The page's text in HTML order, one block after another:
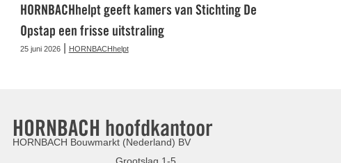
HORNBACHhelpt geeft kamers van Stichting De
Opstap een frisse uitstraling
25 juni 2026| HORNBACHhelpt
HORNBACH hoofdkantoor
HORNBACH Bouwmarkt (Nederland) BV